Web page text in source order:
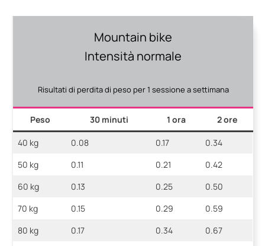
Mountain bike
Intensità normale
Risultati di perdita di peso per 1 sessione a settimana
Peso 30 minuti 1 ora 2 ore
40 kg 0.08 0.17
0.34
50 kg
0.11 0.21
0.42
60 kg
0.13 0.25
0.50
70 kg
0.15 0.29
0.59
80 kg
0.17 0.34
0.67